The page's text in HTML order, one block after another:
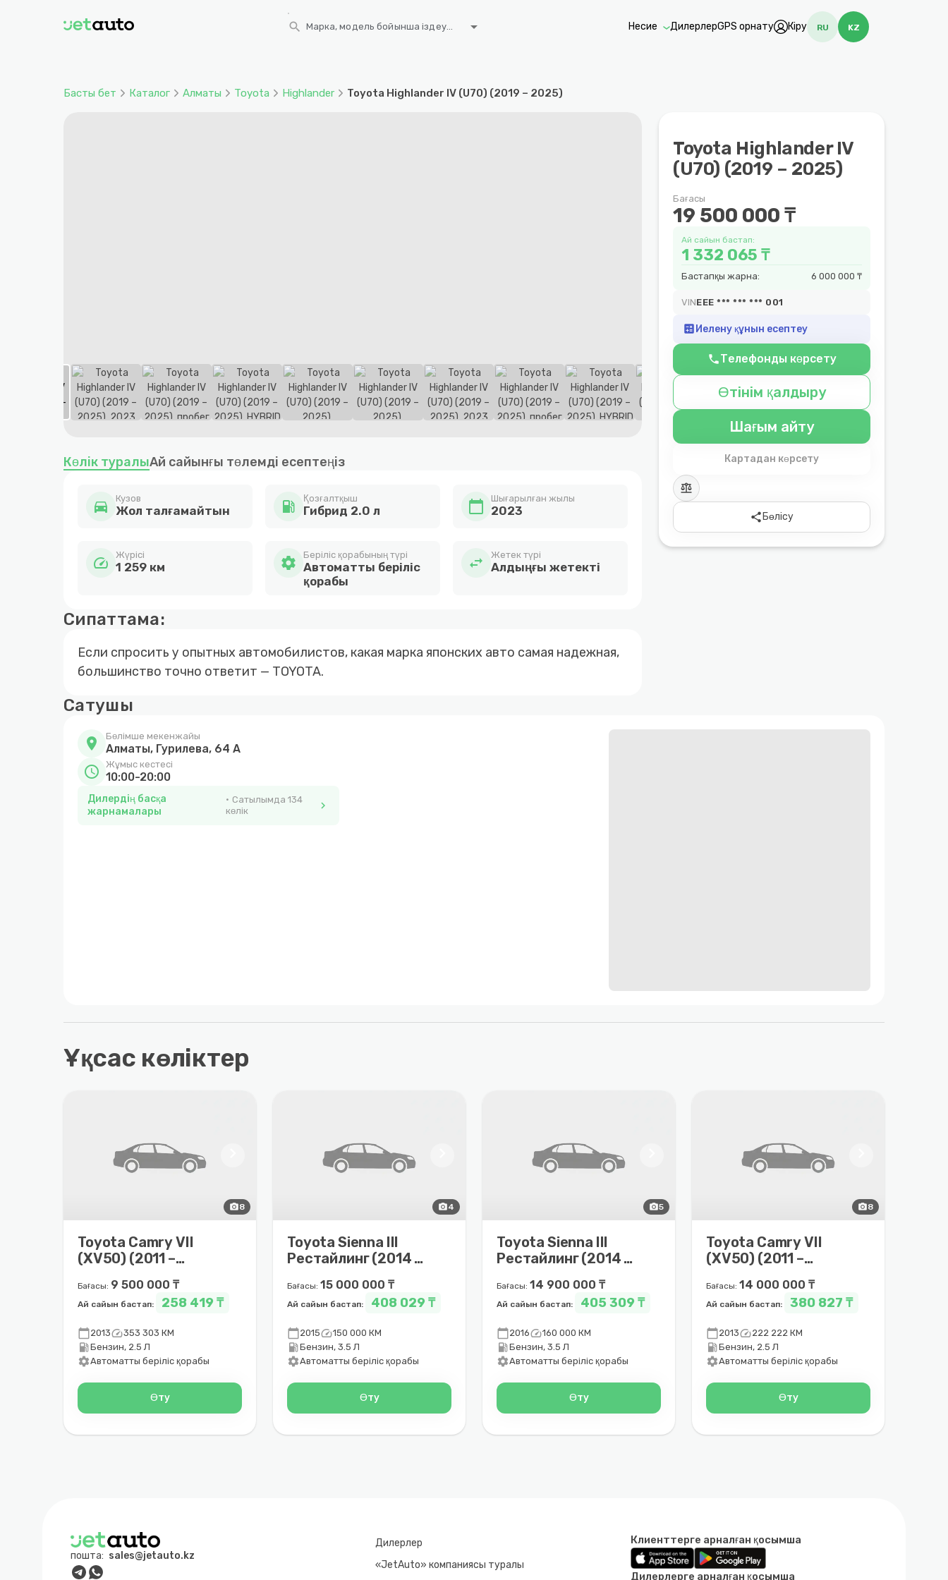
search Марка, модель бойынша іздеу... arrow_drop_down Несие ДилерлерGPS орнату Кіру RU KZ
Басты бет Каталог Алматы Toyota Highlander Toyota Highlander IV (U70) (2019 – 2025)
1
of
Toyota Highlander IV
(U70) (2019 – 2025)
Бағасы
19 500 000 ₸
Ай сайын бастап:
1 332 065 ₸
Бастапқы жарна: 6 000 000 ₸
VINEEE *** *** *** 001
calculate Иелену құнын есептеу
phoneТелефонды көрсету
Өтінім қалдыру
Шағым айту
Картадан көрсету
balance
share Бөлісу
Көлік туралыАй сайынғы төлемді есептеңіз
directions_car Кузов
Жол талғамайтын local_gas_station Қозғалтқыш
Гибрид 2.0 л calendar_today Шығарылған жылы
2023
speed Жүрісі
1 259 км settings Беріліс қорабының түрі
Автоматты беріліс
қорабы
swap_horiz Жетек түрі
Алдыңғы жетекті
Сипаттама:
Если спросить у опытных автомобилистов, какая марка японских авто самая надежная,
большинство точно ответит — TOYOTA.
Сатушы
location_on Бөлімше мекенжайы
Алматы, Гурилева, 64 А
schedule Жұмыс кестесі
10:00-20:00
Дилердің басқа
жарнамалары
Сатылымда 134
көлік
chevron_right
Ұқсас көліктер
photo_camera8
Toyota Camry VII
(XV50) (2011 –
Бағасы: 9 500 000 ₸
Ай сайын бастап: 258 419 ₸
calendar_today2013speed353 303 КМ
local_gas_stationБензин, 2.5 Л
settingsАвтоматты беріліс қорабы
Өту
photo_camera4
Toyota Sienna III
Рестайлинг (2014 –
Бағасы: 15 000 000 ₸
Ай сайын бастап: 408 029 ₸
calendar_today2015speed150 000 КМ
local_gas_stationБензин, 3.5 Л
settingsАвтоматты беріліс қорабы
Өту
photo_camera5
Toyota Sienna III
Рестайлинг (2014 –
Бағасы: 14 900 000 ₸
Ай сайын бастап: 405 309 ₸
calendar_today2016speed160 000 КМ
local_gas_stationБензин, 3.5 Л
settingsАвтоматты беріліс қорабы
Өту
photo_camera8
Toyota Camry VII
(XV50) (2011 –
Бағасы: 14 000 000 ₸
Ай сайын бастап: 380 827 ₸
calendar_today2013speed222 222 КМ
local_gas_stationБензин, 2.5 Л
settingsАвтоматты беріліс қорабы
Өту
пошта: sales@jetauto.kz
Дилерлер
«JetAuto» компаниясы туралы
Клиенттерге арналған қосымша
Дилерлерге арналған қосымша